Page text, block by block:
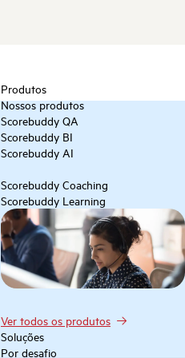
Produtos
Nossos produtos
Scorebuddy QA
Scorebuddy BI
Scorebuddy AI
Scorebuddy Coaching
Scorebuddy Learning
Ver todos os produtos
Soluções
Por desafio